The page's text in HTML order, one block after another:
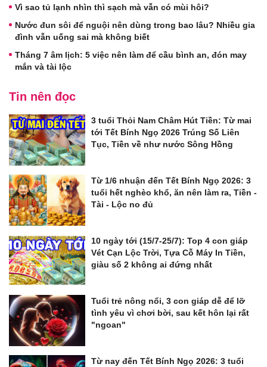
Vì sao tủ lạnh nhìn thì sạch mà vẫn có mùi hôi?
Nước đun sôi để nguội nên dùng trong bao lâu? Nhiều gia
đình vẫn uống sai mà không biết
Tháng 7 âm lịch: 5 việc nên làm để cầu bình an, đón may
mắn và tài lộc
Tin nên đọc
3 tuổi Thỏi Nam Châm Hút Tiền: Từ mai
tới Tết Bính Ngọ 2026 Trúng Số Liên
Tục, Tiền về như nước Sông Hồng
Từ 1/6 nhuận đến Tết Bính Ngọ 2026: 3
tuổi hết nghèo khổ, ăn nên làm ra, Tiền -
Tài - Lộc no đủ
10 ngày tới (15/7-25/7): Top 4 con giáp
Vét Cạn Lộc Trời, Tựa Cỗ Máy In Tiền,
giàu số 2 không ai đứng nhất
Tuổi trẻ nông nổi, 3 con giáp dễ để lỡ
tình yêu vì chơi bời, sau kết hôn lại rất
"ngoan"
Từ nay đến Tết Bính Ngọ 2026: 3 tuổi